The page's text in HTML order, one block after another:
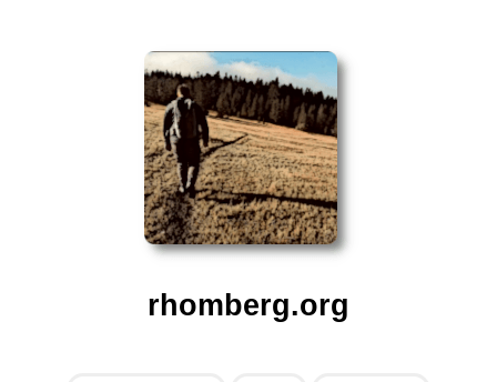
rhomberg.org